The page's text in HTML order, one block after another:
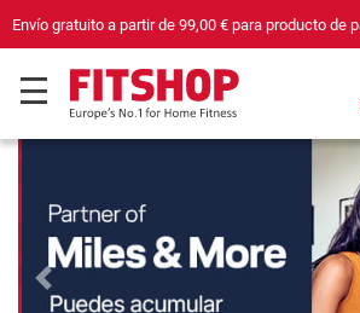
excepto pesas. Compra con seguridad en
Previous